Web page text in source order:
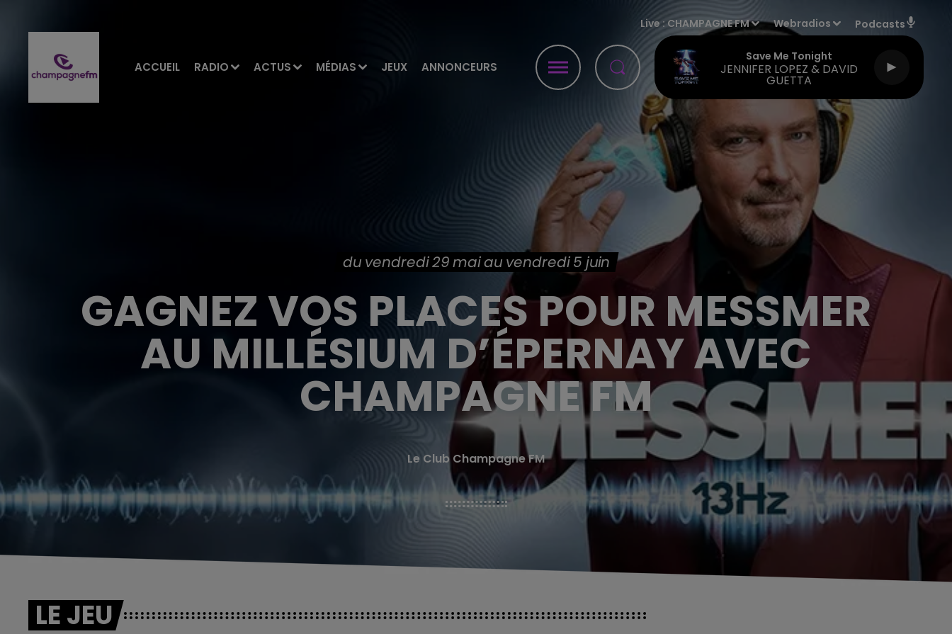
ACCUEIL RADIO ACTUS MÉDIAS JEUX ANNONCEURS
Live : CHAMPAGNE FM Webradios Podcasts
Save Me Tonight
JENNIFER LOPEZ & DAVID
GUETTA
du vendredi 29 mai au vendredi 5 juin
GAGNEZ VOS PLACES POUR MESSMER
AU MILLÉSIUM D’ÉPERNAY AVEC
CHAMPAGNE FM
Le Club Champagne FM
LE JEU